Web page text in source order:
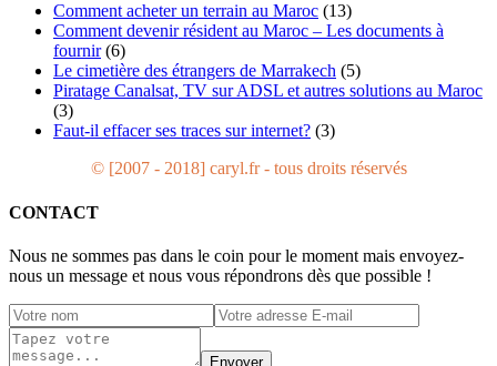
Comment acheter un terrain au Maroc (13)
Comment devenir résident au Maroc – Les documents à
fournir (6)
Le cimetière des étrangers de Marrakech (5)
Piratage Canalsat, TV sur ADSL et autres solutions au Maroc
(3)
Faut-il effacer ses traces sur internet? (3)
© [2007 - 2018] caryl.fr - tous droits réservés
CONTACT
Nous ne sommes pas dans le coin pour le moment mais envoyez-
nous un message et nous vous répondrons dès que possible !
Envoyer